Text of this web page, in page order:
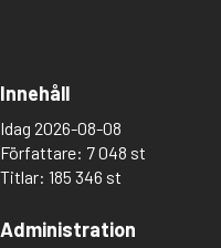
Innehåll
Idag 2026-08-08
Författare: 7 048 st
Titlar: 185 346 st
Administration